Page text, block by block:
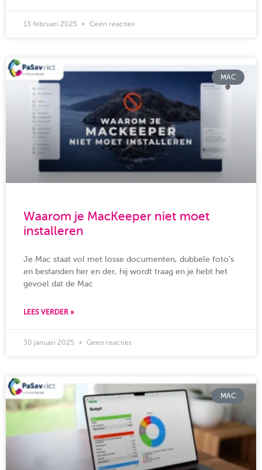
13 februari 2025 Geen reacties
MAC
Waarom je MacKeeper niet moet
installeren
Je Mac staat vol met losse documenten, dubbele foto’s
en bestanden her en der, hij wordt traag en je hebt het
gevoel dat de Mac
LEES VERDER »
30 januari 2025 Geen reacties
MAC